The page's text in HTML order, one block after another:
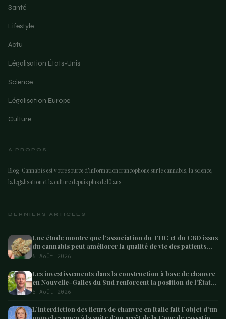
Santé
Lifestyle
Actu
Légalisation États-Unis
Science
Légalisation Europe
Culture
A PROPOS
Blog-Cannabis est votre source d'information francophone sur le cannabis, la science,
la legalisation et la culture depuis plus de 10 ans.
DERNIERS ARTICLES
Une étude montre que l’association du THC et du CBD issus
du cannabis peut améliorer la qualité de vie des patients
atteints de démence – Marijuana Moment
6 Août 2026
Les investissements dans la construction à base de chanvre
en Nouvelle-Galles du Sud renforcent la position de l’État
en tant que leader australien
5 Août 2026
L’interdiction des fleurs de chanvre en Italie fait l’objet d’un